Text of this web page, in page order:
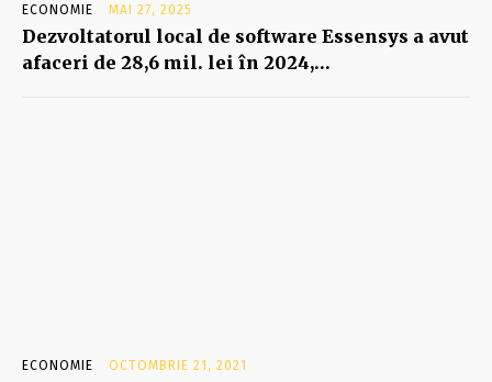
ECONOMIE MAI 27, 2025
Dezvoltatorul local de software Essensys a avut
afaceri de 28,6 mil. lei în 2024,…
ECONOMIE OCTOMBRIE 21, 2021